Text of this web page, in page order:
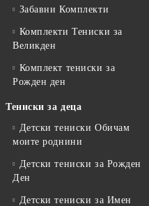
Забавни Комплекти
Комплекти Тениски за
Великден
Комплект тениски за
Рожден ден
Тениски за деца
Детски тениски Обичам
моите роднини
Детски тениски за Рожден
Ден
Детски тениски за Имен